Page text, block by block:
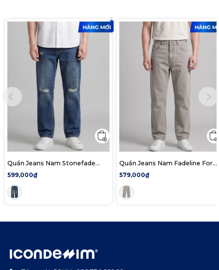
Quần Jeans Nam Stonefade
Form Straight
599,000₫
Quần Jeans Nam Fadeline Form
Baggy
579,000₫